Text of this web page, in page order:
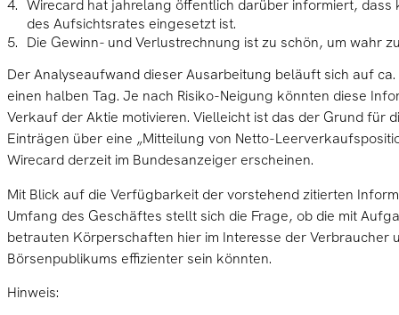
Wirecard hat jahrelang öffentlich darüber informiert, dass
des Aufsichtsrates eingesetzt ist.
Die Gewinn- und Verlustrechnung ist zu schön, um wahr
Der Analyseaufwand dieser Ausarbeitung beläuft sich auf
einen halben Tag. Je nach Risiko-Neigung könnten diese
Verkauf der Aktie motivieren. Vielleicht ist das der Grund für
Einträgen über eine „Mitteilung von Netto-
Wirecard derzeit im Bundesanzeiger erscheinen.
Mit Blick auf die Verfügbarkeit der vorstehend zitierten
Umfang des Geschäftes stellt sich die Frage, ob die mit
betrauten Körperschaften hier im Interesse der Verbraucher
Börsenpublikums effizienter sein könnten.
Hinweis: